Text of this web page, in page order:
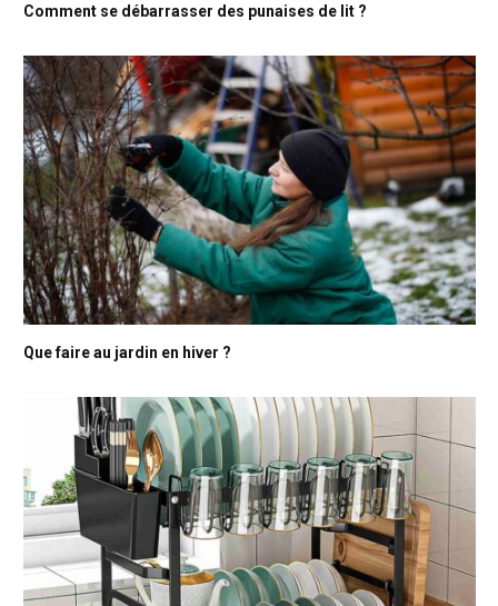
Comment se débarrasser des punaises de lit ?
Que faire au jardin en hiver ?